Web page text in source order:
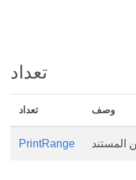
تعداد
تعداد وصف
PrintRange